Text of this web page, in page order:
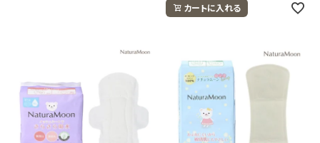
カートに入れる